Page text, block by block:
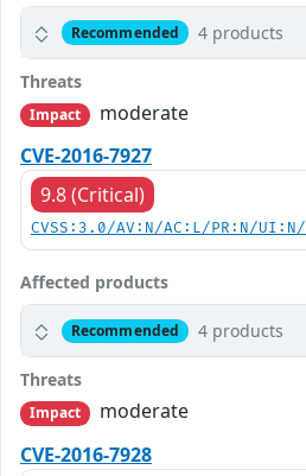
Recommended 4 products
Threats
Impact
moderate
CVE-2016-7927
9.8 (Critical)
CVSS:3.0/AV:N/AC:L/PR:N/
Affected products
Recommended 4 products
Threats
Impact
moderate
CVE-2016-7928